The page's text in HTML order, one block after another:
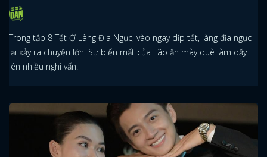
Trong tập 8 Tết Ở Làng Địa Ngục, vào ngay dịp tết, làng địa ngục
lại xảy ra chuyện lớn. Sự biến mất của Lão ăn mày què làm dấy
lên nhiều nghi vấn.